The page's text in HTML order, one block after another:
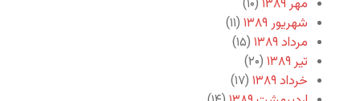
مهر ۱۳۸۹
(۱۰)
شهریور ۱۳۸۹
(۱۱)
مرداد ۱۳۸۹
(۱۵)
تیر ۱۳۸۹
(۲۰)
خرداد ۱۳۸۹
(۱۷)